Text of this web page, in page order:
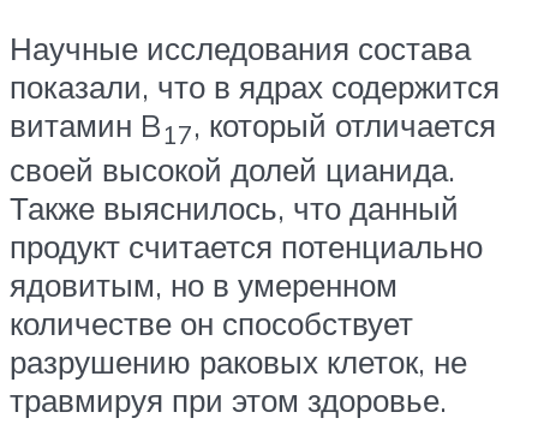
Научные исследования состава
показали, что в ядрах содержится
витамин B17, который отличается
своей высокой долей цианида.
Также выяснилось, что данный
продукт считается потенциально
ядовитым, но в умеренном
количестве он способствует
разрушению раковых клеток, не
травмируя при этом здоровье.